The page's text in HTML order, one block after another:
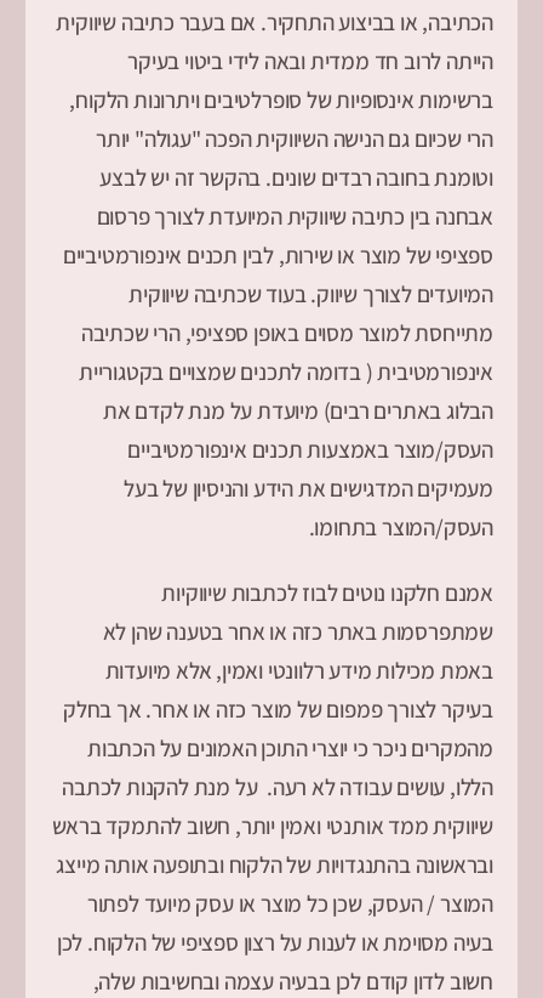
הכתיבה, או בביצוע התחקיר. אם בעבר כתיבה שיווקית
הייתה לרוב חד ממדית ובאה לידי ביטוי בעיקר
ברשימות אינסופיות של סופרלטיבים ויתרונות הלקוח,
הרי שכיום גם הנישה השיווקית הפכה "עגולה" יותר
וטומנת בחובה רבדים שונים. בהקשר זה יש לבצע
אבחנה בין כתיבה שיווקית המיועדת לצורך פרסום
ספציפי של מוצר או שירות, לבין תכנים אינפורמטיביים
המיועדים לצורך שיווק. בעוד שכתיבה שיווקית
מתייחסת למוצר מסוים באופן ספציפי, הרי שכתיבה
אינפורמטיבית ( בדומה לתכנים שמצויים בקטגוריית
הבלוג באתרים רבים) מיועדת על מנת לקדם את
העסק/מוצר באמצעות תכנים אינפורמטיביים
מעמיקים המדגישים את הידע והניסיון של בעל
העסק/המוצר בתחומו.
אמנם חלקנו נוטים לבוז לכתבות שיווקיות
שמתפרסמות באתר כזה או אחר בטענה שהן לא
באמת מכילות מידע רלוונטי ואמין, אלא מיועדות
בעיקר לצורך פמפום של מוצר כזה או אחר. אך בחלק
מהמקרים ניכר כי יוצרי התוכן האמונים על הכתבות
הללו, עושים עבודה לא רעה. על מנת להקנות לכתבה
שיווקית ממד אותנטי ואמין יותר, חשוב להתמקד בראש
ובראשונה בהתנגדויות של הלקוח ובתופעה אותה מייצג
המוצר / העסק, שכן כל מוצר או עסק מיועד לפתור
בעיה מסוימת או לענות על רצון ספציפי של הלקוח. לכן
חשוב לדון קודם לכן בבעיה עצמה ובחשיבות שלה,